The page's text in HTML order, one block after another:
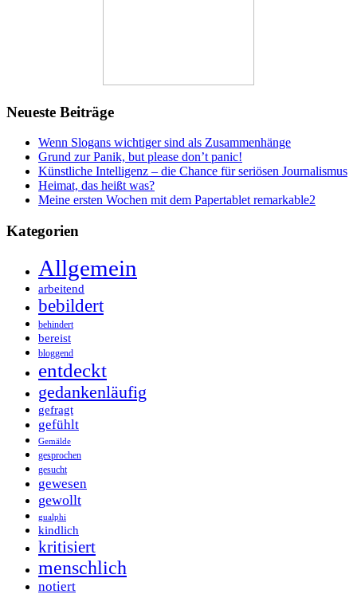
Neueste Beiträge
Wenn Slogans wichtiger sind als Zusammenhänge
Grund zur Panik, but please don’t panic!
Künstliche Intelligenz – die Chance für seriösen Journalismus
Heimat, das heißt was?
Meine ersten Wochen mit dem Papertablet remarkable2
Kategorien
Allgemein
arbeitend
bebildert
behindert
bereist
bloggend
entdeckt
gedankenläufig
gefragt
gefühlt
Gemälde
gesprochen
gesucht
gewesen
gewollt
gualphi
kindlich
kritisiert
menschlich
notiert